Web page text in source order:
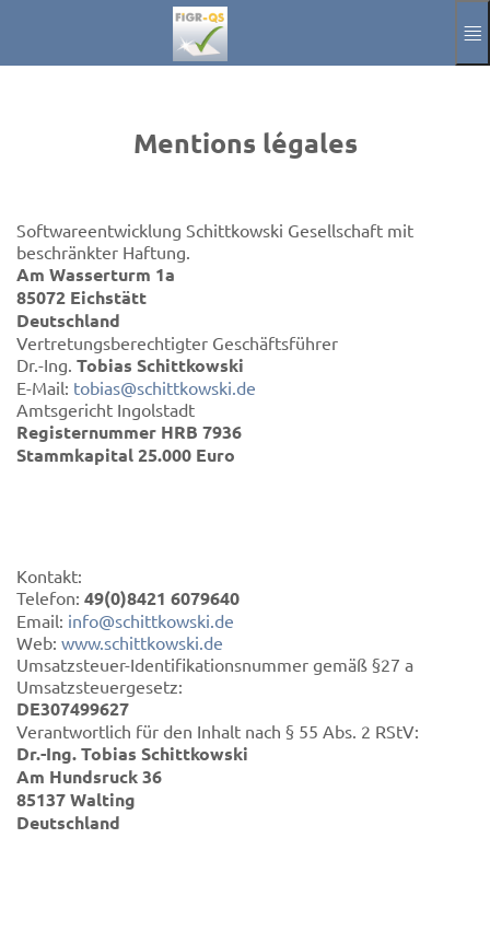
Passer au contenu principal
Se connecter
Mentions légales
Softwareentwicklung Schittkowski Gesellschaft mit
beschränkter Haftung.
Am Wasserturm 1a
85072 Eichstätt
Deutschland
Vertretungsberechtigter Geschäftsführer
Dr.-Ing. Tobias Schittkowski
E-Mail: tobias@schittkowski.de
Amtsgericht Ingolstadt
Registernummer HRB 7936
Stammkapital 25.000 Euro
Kontakt:
Telefon: 49(0)8421 6079640
Email: info@schittkowski.de
Web: www.schittkowski.de
Umsatzsteuer-Identifikationsnummer gemäß §27 a
Umsatzsteuergesetz:
DE307499627
Verantwortlich für den Inhalt nach § 55 Abs. 2 RStV:
Dr.-Ing. Tobias Schittkowski
Am Hundsruck 36
85137 Walting
Deutschland